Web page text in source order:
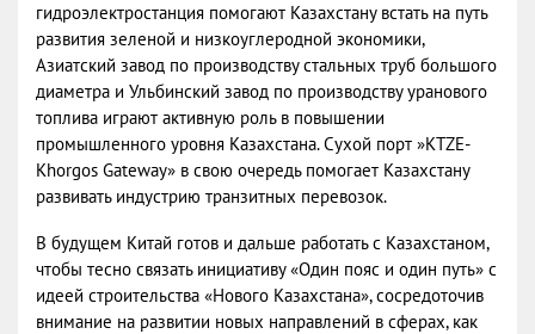
гидроэлектростанция помогают Казахстану встать на путь
развития зеленой и низкоуглеродной экономики,
Азиатский завод по производству стальных труб большого
диаметра и Ульбинский завод по производству уранового
топлива играют активную роль в повышении
промышленного уровня Казахстана. Сухой порт »KTZE-
Khorgos Gateway» в свою очередь помогает Казахстану
развивать индустрию транзитных перевозок.
В будущем Китай готов и дальше работать с Казахстаном,
чтобы тесно связать инициативу «Один пояс и один путь» с
идеей строительства «Нового Казахстана», сосредоточив
внимание на развитии новых направлений в сферах, как